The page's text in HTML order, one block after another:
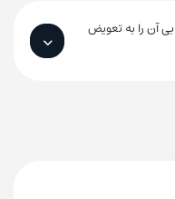
آن را به تعویض